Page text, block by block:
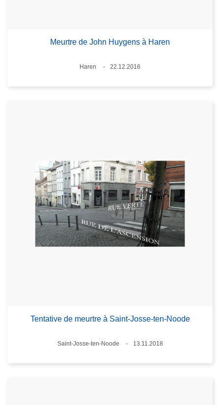
Meurtre de John Huygens à Haren
Lieux
Haren
22.12.2016
Tentative de meurtre à Saint-Josse-ten-Noode
Lieux
Saint-Josse-ten-Noode
13.11.2018